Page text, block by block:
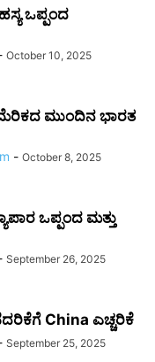
ಒಪ್ಪಂದ
October 10, 2025
ಮುಂದಿನ ಭಾರತ
- October 8, 2025
ಒಪ್ಪಂದ ಮತ್ತು
September 26, 2025
China ಎಚ್ಚರಿಕೆ
September 25, 2025